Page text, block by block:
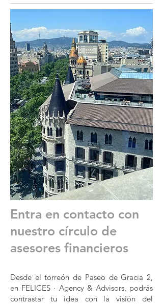
Entra en contacto con
nuestro círculo de
asesores financieros
Desde el torreón de Paseo de Gracia 2,
en FELICES · Agency & Advisors, podrás
contrastar tu idea con la visión del